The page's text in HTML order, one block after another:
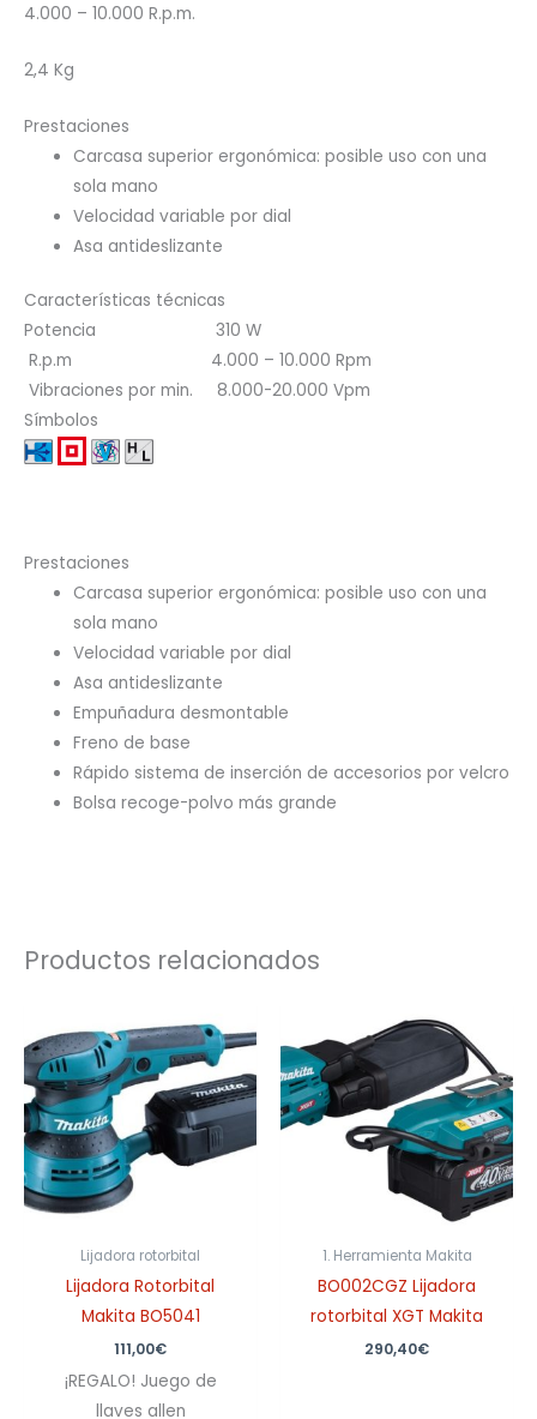
4.000 – 10.000 R.p.m.
2,4 Kg
Prestaciones
Carcasa superior ergonómica: posible uso con una
sola mano
Velocidad variable por dial
Asa antideslizante
Características técnicas
Potencia 310 W
R.p.m 4.000 – 10.000 Rpm
Vibraciones por min. 8.000-20.000 Vpm
Símbolos
Prestaciones
Carcasa superior ergonómica: posible uso con una
sola mano
Velocidad variable por dial
Asa antideslizante
Empuñadura desmontable
Freno de base
Rápido sistema de inserción de accesorios por velcro
Bolsa recoge-polvo más grande
Productos relacionados
Lijadora rotorbital
Lijadora Rotorbital
Makita BO5041
111,00€
¡REGALO! Juego de
llaves allen
1. Herramienta Makita
BO002CGZ Lijadora
rotorbital XGT Makita
290,40€